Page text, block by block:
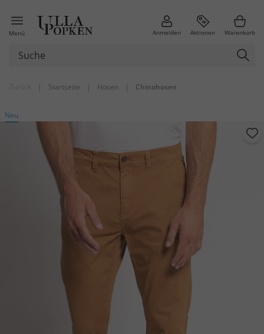
Menü Anmelden Aktionen Warenkorb
| Startseite | Hosen | Chinohosen
Neu